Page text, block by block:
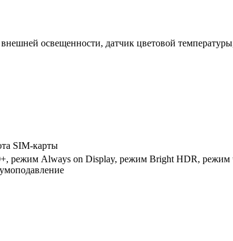
освещенности, датчик цветовой
SIM-карты
режим Always on Display, режим Bright HDR, режим